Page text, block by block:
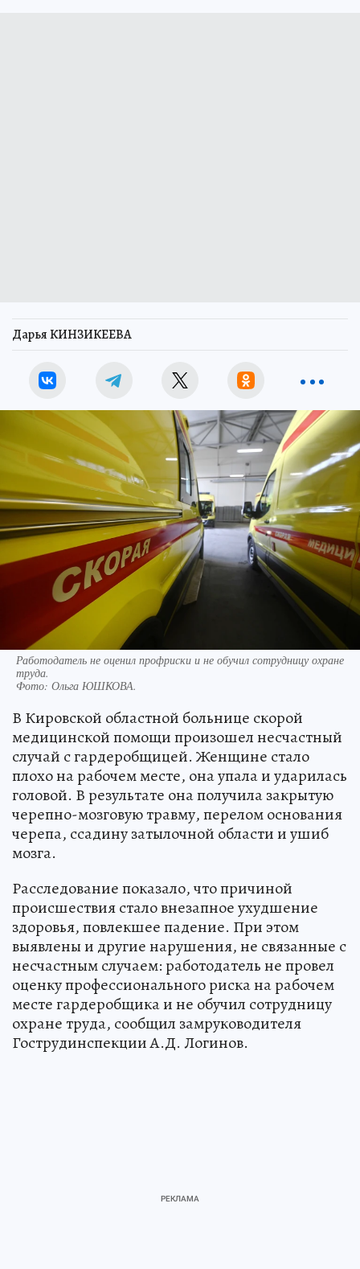
Дарья КИНЗИКЕЕВА
Работодатель не оценил профриски и не обучил сотрудницу охране
труда.
Фото: Ольга ЮШКОВА.
В Кировской областной больнице скорой
медицинской помощи произошел несчастный
случай с гардеробщицей. Женщине стало
плохо на рабочем месте, она упала и ударилась
головой. В результате она получила закрытую
черепно-мозговую травму, перелом основания
черепа, ссадину затылочной области и ушиб
мозга.
Расследование показало, что причиной
происшествия стало внезапное ухудшение
здоровья, повлекшее падение. При этом
выявлены и другие нарушения, не связанные с
несчастным случаем: работодатель не провел
оценку профессионального риска на рабочем
месте гардеробщика и не обучил сотрудницу
охране труда, сообщил замруководителя
Гострудинспекции А.Д. Логинов.